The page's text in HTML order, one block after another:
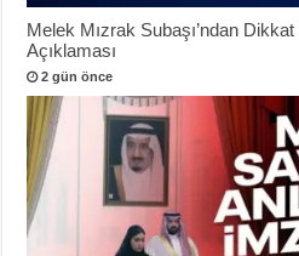
Melek Mızrak Subaşı’ndan
Açıklaması
2 gün önce